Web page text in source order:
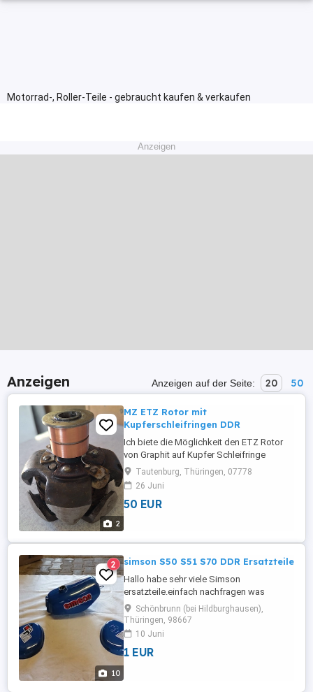
Motorrad-, Roller-Teile - gebraucht kaufen & verkaufen
Anzeigen
Anzeigen Anzeigen auf der Seite: 20 50
2
MZ ETZ Rotor mit
Kupferschleifringen DDR
Ich biete die Möglichkeit den ETZ Rotor
von Graphit auf Kupfer Schleifringe
umzubauen. Diese sind im Durchmesser
etwas kleiner aber trotzdem geeignet. Die
anderen sind im Moment nicht lieferbar.
Noch 2 Stück vorhanden! Das originale
Tautenburg, Thüringen, 07778
26 Juni
50 EUR
10
2 simson S50 S51 S70 DDR Ersatzteile
Hallo habe sehr viele Simson
ersatzteile.einfach nachfragen was
gewünscht wird. ich habe noch sehr viele
original Teile. Preis ist VB . privat Kauf
nach EU Recht ohne Garantie
Schönbrunn (bei Hildburghausen),
Thüringen, 98667
10 Juni
1 EUR